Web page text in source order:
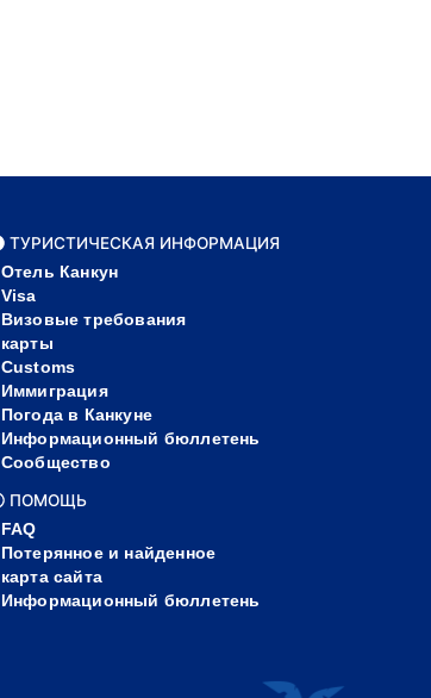
ТУРИСТИЧЕСКАЯ ИНФОРМАЦИЯ
Отель Канкун
Visa
Визовые требования
карты
Customs
Иммиграция
Погода в Канкуне
Информационный бюллетень
Сообщество
ПОМОЩЬ
FAQ
Потерянное и найденное
карта сайта
Информационный бюллетень